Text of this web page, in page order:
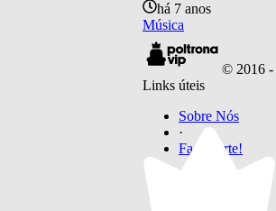
há 7 anos
Música
© 2016 -
Links úteis
Sobre Nós
·
Faça Parte!